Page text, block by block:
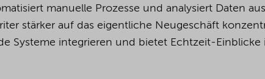
manuelle Prozesse und analysiert Daten aus
stärker auf das eigentliche Neugeschäft
Systeme integrieren und bietet Echtzeit-Einblicke